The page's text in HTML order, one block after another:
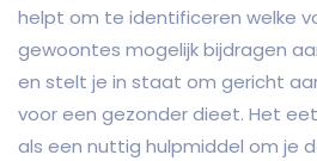
helpt om te identificeren welke
gewoontes mogelijk bijdragen
en stelt je in staat om gericht
voor een gezonder dieet. Het
als een nuttig hulpmiddel om je